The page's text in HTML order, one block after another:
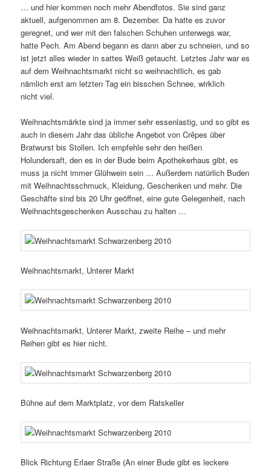
… und hier kommen noch mehr Abendfotos. Sie sind ganz
aktuell, aufge­nommen am 8. Dezember. Da hatte es zuvor
geregnet, und wer mit den falschen Schuhen unter­wegs war,
hatte Pech. Am Abend begann es dann aber zu schneien, und so
ist jetzt alles wieder in sattes Weiß getaucht. Letztes Jahr war es
auf dem Weihnachtsmarkt nicht so weih­nacht­lich, es gab
nämlich erst am letzten Tag ein biss­chen Schnee, wirk­lich
nicht viel.
Weihnachtsmärkte sind ja immer sehr essen­lastig, und so gibt es
auch in diesem Jahr das übliche Angebot von Crêpes über
Bratwurst bis Stollen. Ich empfehle sehr den heißen
Holundersaft, den es in der Bude beim Apothekerhaus gibt, es
muss ja nicht immer Glühwein sein … Außerdem natür­lich Buden
mit Weihnachtsschmuck, Kleidung, Geschenken und mehr. Die
Geschäfte sind bis 20 Uhr geöffnet, eine gute Gelegenheit, nach
Weihnachtsgeschenken Ausschau zu halten …
Weihnachtsmarkt, Unterer Markt
Weihnachtsmarkt, Unterer Markt, zweite Reihe – und mehr
Reihen gibt es hier nicht.
Bühne auf dem Marktplatz, vor dem Ratskeller
Blick Richtung Erlaer Straße (An einer Bude gibt es leckere